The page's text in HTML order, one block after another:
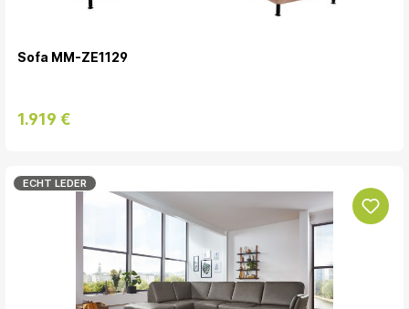
Sofa MM-ZE1129
1.919 €
ECHT LEDER